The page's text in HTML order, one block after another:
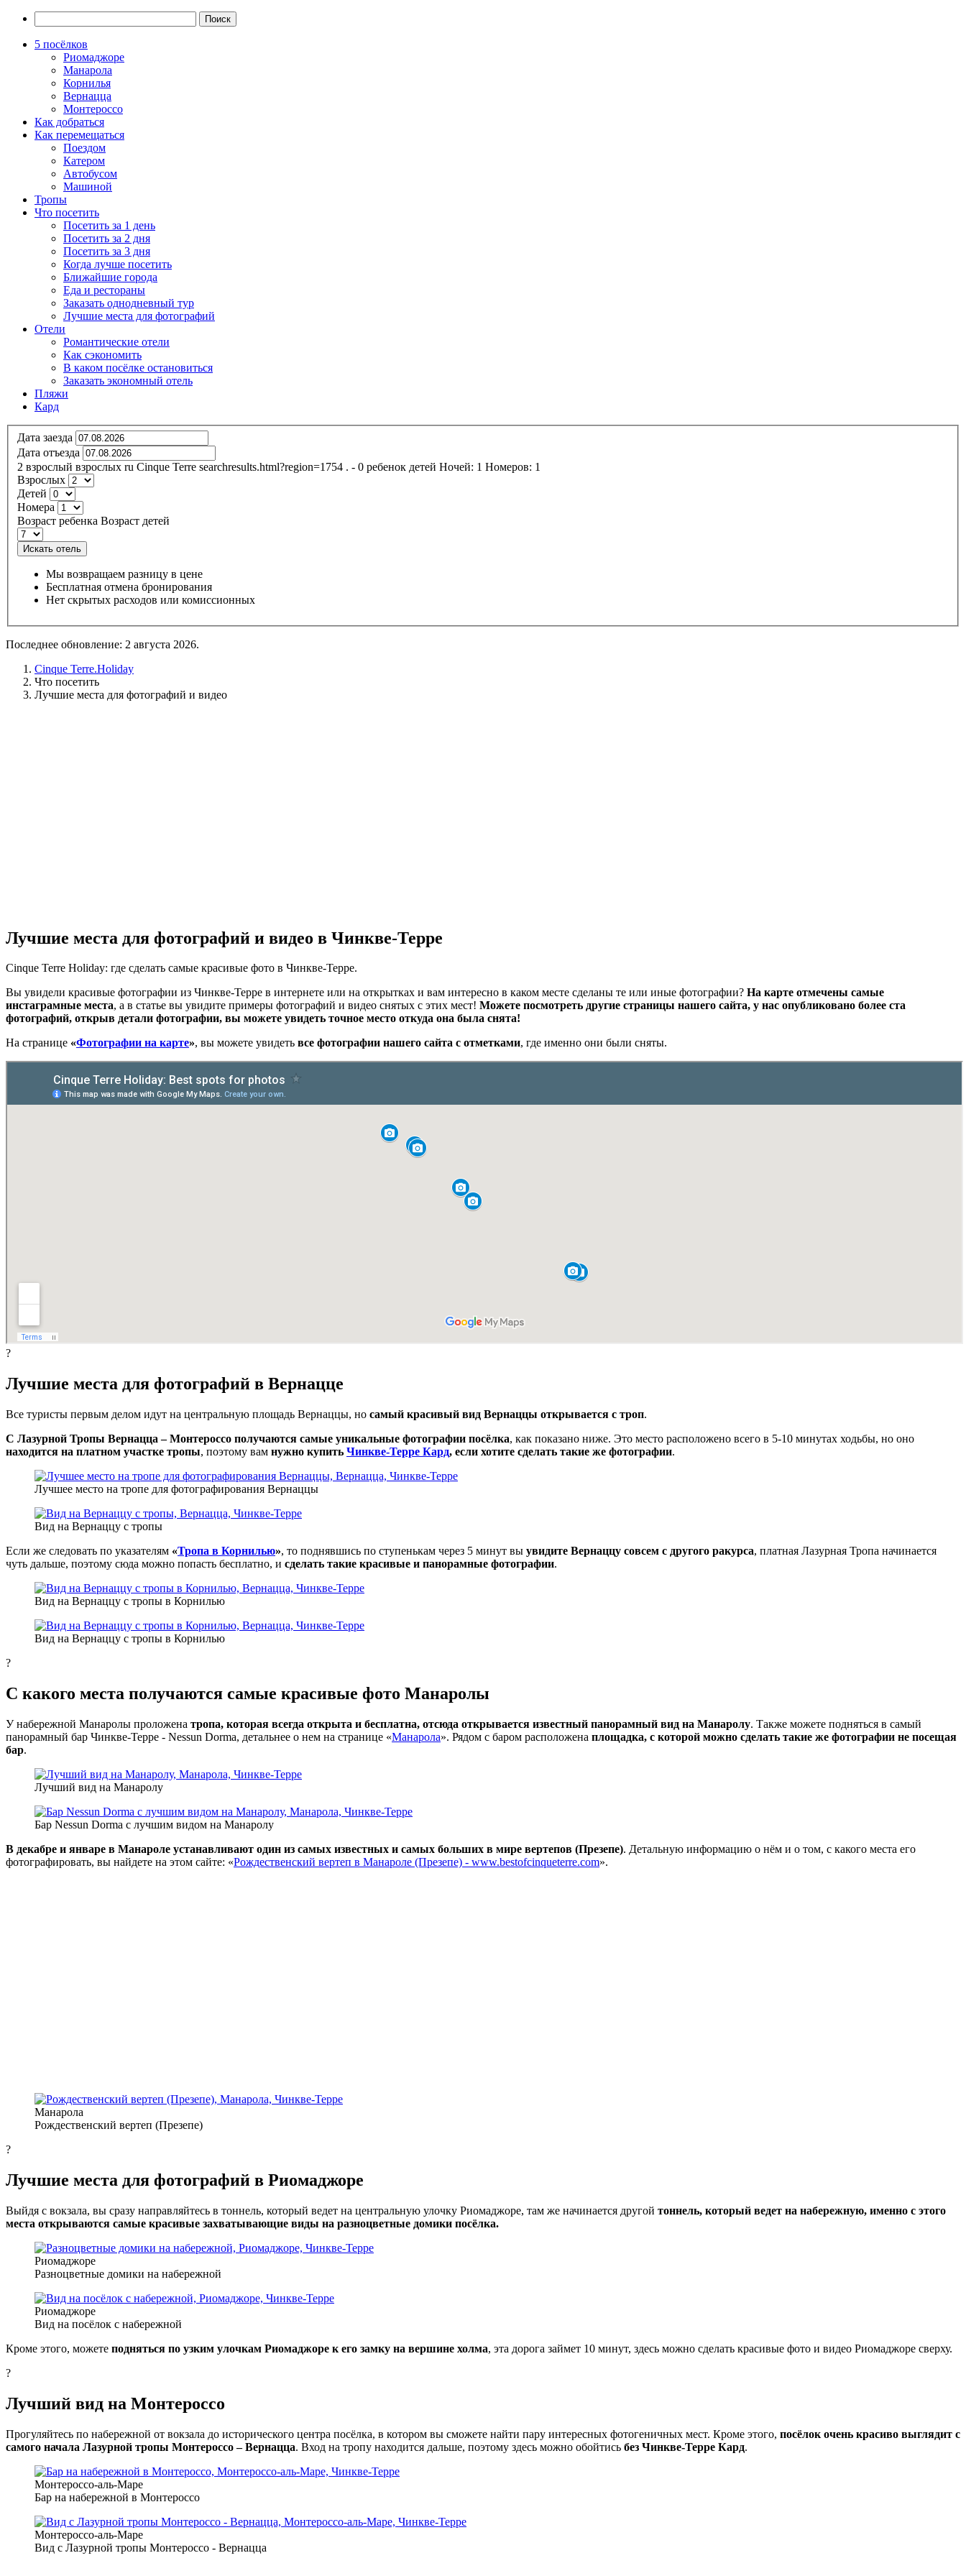
5 посёлков
Риомаджоре
Манарола
Корнилья
Вернацца
Монтероссо
Как добраться
Как перемещаться
Поездом
Катером
Автобусом
Машиной
Тропы
Что посетить
Посетить за 1 день
Посетить за 2 дня
Посетить за 3 дня
Когда лучше посетить
Ближайшие города
Еда и рестораны
Заказать однодневный тур
Лучшие места для фотографий
Отели
Романтические отели
Как сэкономить
В каком посёлке остановиться
Заказать экономный отель
Пляжи
Кард
Дата заезда
Дата отъезда
2 взрослый взрослых ru Cinque Terre searchresults.html?region=1754 . - 0 ребенок детей Ночей: 1 Номеров: 1
Взрослых
Детей
Номера
Возраст ребенка Возраст детей
Искать отель
Мы возвращаем разницу в цене
Бесплатная отмена бронирования
Нет скрытых расходов или комиссионных
Последнее обновление: 2 августа 2026.
Cinque Terre.Holiday
Что посетить
Лучшие места для фотографий и видео
Лучшие места для фотографий и видео в Чинкве-Терре
Cinque Terre Holiday: где сделать самые красивые фото в Чинкве-Терре.
Вы увидели красивые фотографии из Чинкве-Терре в интернете или на открытках и вам интересно в каком месте сделаны те или иные фотографии? На карте отмечены самые
инстаграмные места, а в статье вы увидите примеры фотографий и видео снятых с этих мест! Можете посмотреть другие страницы нашего сайта, у нас опубликовано более ста
фотографий, открыв детали фотографии, вы можете увидеть точное место откуда она была снята!
На странице «Фотографии на карте», вы можете увидеть все фотографии нашего сайта с отметками, где именно они были сняты.
?
Лучшие места для фотографий в Вернацце
Все туристы первым делом идут на центральную площадь Вернаццы, но самый красивый вид Вернаццы открывается с троп.
С Лазурной Тропы Вернацца – Монтероссо получаются самые уникальные фотографии посёлка, как показано ниже. Это место расположено всего в 5-10 минутах ходьбы, но оно
находится на платном участке тропы, поэтому вам нужно купить Чинкве-Терре Кард, если хотите сделать такие же фотографии.
Лучшее место на тропе для фотографирования Вернаццы
Вид на Вернаццу с тропы
Если же следовать по указателям «Тропа в Корнилью», то поднявшись по ступенькам через 5 минут вы увидите Вернаццу совсем с другого ракурса, платная Лазурная Тропа начинается
чуть дальше, поэтому сюда можно попасть бесплатно, и сделать такие красивые и панорамные фотографии.
Вид на Вернаццу с тропы в Корнилью
Вид на Вернаццу с тропы в Корнилью
?
С какого места получаются самые красивые фото Манаролы
У набережной Манаролы проложена тропа, которая всегда открыта и бесплатна, отсюда открывается известный панорамный вид на Манаролу. Также можете подняться в самый
панорамный бар Чинкве-Терре - Nessun Dorma, детальнее о нем на странице «Манарола». Рядом с баром расположена площадка, с которой можно сделать такие же фотографии не посещая
бар.
Лучший вид на Манаролу
Бар Nessun Dorma с лучшим видом на Манаролу
В декабре и январе в Манароле устанавливают один из самых известных и самых больших в мире вертепов (Презепе). Детальную информацию о нём и о том, с какого места его
фотографировать, вы найдете на этом сайте: «Рождественский вертеп в Манароле (Презепе) - www.bestofcinqueterre.com».
Манарола
Рождественский вертеп (Презепе)
?
Лучшие места для фотографий в Риомаджоре
Выйдя с вокзала, вы сразу направляйтесь в тоннель, который ведет на центральную улочку Риомаджоре, там же начинается другой тоннель, который ведет на набережную, именно с этого
места открываются самые красивые захватывающие виды на разноцветные домики посёлка.
Риомаджоре
Разноцветные домики на набережной
Риомаджоре
Вид на посёлок с набережной
Кроме этого, можете подняться по узким улочкам Риомаджоре к его замку на вершине холма, эта дорога займет 10 минут, здесь можно сделать красивые фото и видео Риомаджоре сверху.
?
Лучший вид на Монтероссо
Прогуляйтесь по набережной от вокзала до исторического центра посёлка, в котором вы сможете найти пару интересных фотогеничных мест. Кроме этого, посёлок очень красиво выглядит с
самого начала Лазурной тропы Монтероссо – Вернацца. Вход на тропу находится дальше, поэтому здесь можно обойтись без Чинкве-Терре Кард.
Монтероссо-аль-Маре
Бар на набережной в Монтероссо
Монтероссо-аль-Маре
Вид с Лазурной тропы Монтероссо - Вернацца